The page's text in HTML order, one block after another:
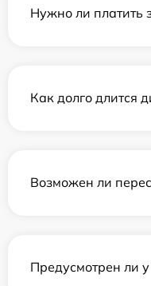
Нужно ли платить
Как долго длится
Возможен ли
Предусмотрен ли